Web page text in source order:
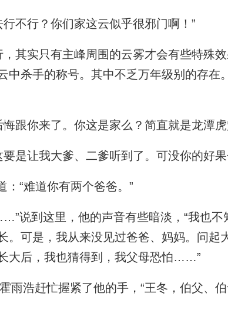
不行？你们家这云似乎很邪门啊！”
其实只有主峰周围的云雾才会有些特殊
中杀手的称号。其中不乏万年级别的存在
跟你来了。你这是家么？简直就是龙潭虎
是让我大爹、二爹听到了。可没你的好果
“难道你有两个爸爸。”
说到这里，他的声音有些暗淡，“我也不
。可是，我从来没见过爸爸、妈妈。问起
大后，我也猜得到，我父母恐怕……”
浩赶忙握紧了他的手，“王冬，伯父、